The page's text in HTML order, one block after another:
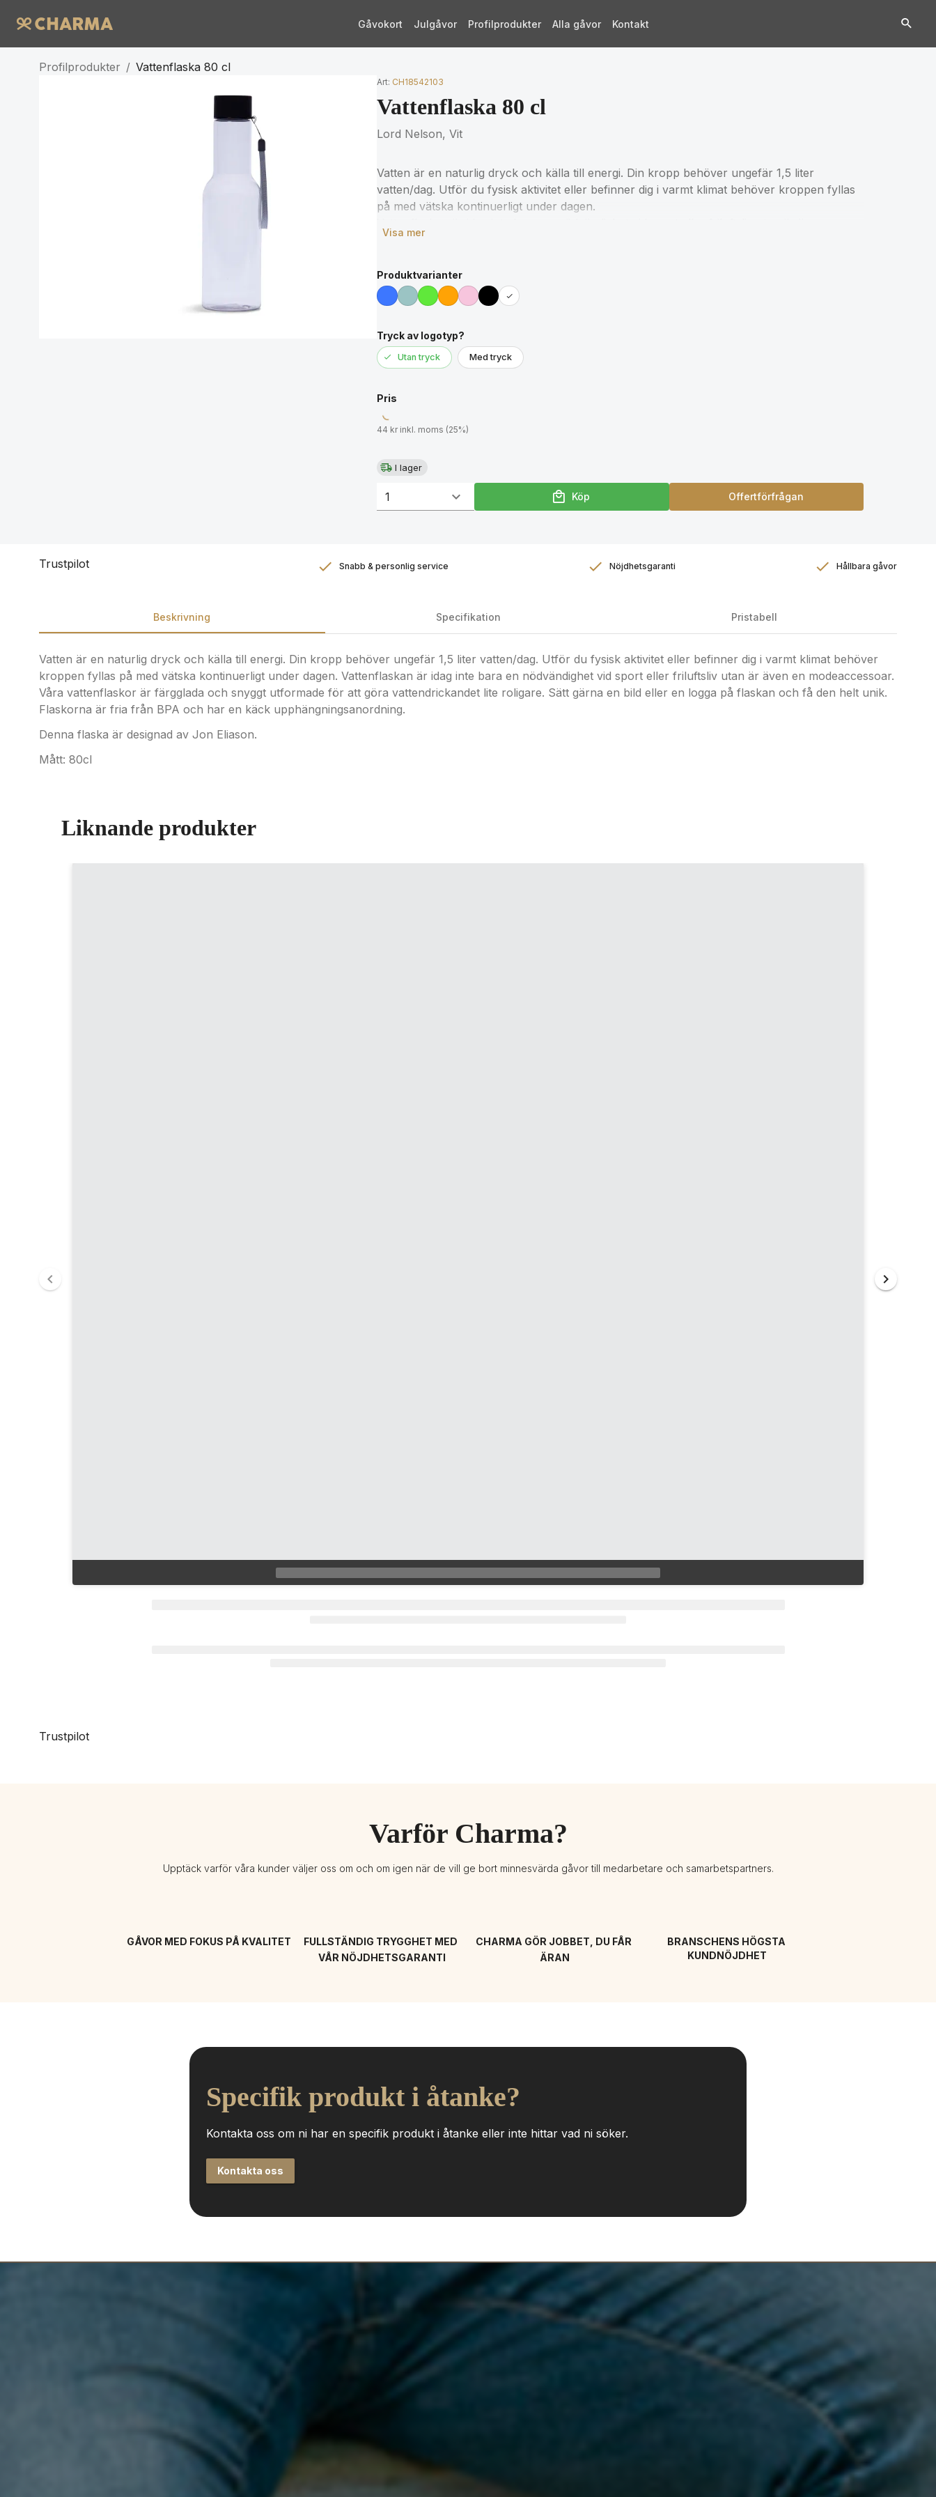
Gåvokort Julgåvor Profilprodukter Alla gåvor Kontakt
Profilprodukter / Vattenflaska 80 cl
Art: CH18542103
Vattenflaska 80 cl
Lord Nelson, Vit
Vatten är en naturlig dryck och källa till energi. Din kropp behöver ungefär 1,5 liter
vatten/dag. Utför du fysisk aktivitet eller befinner dig i varmt klimat behöver kroppen fyllas
på med vätska kontinuerligt under dagen.
modeaccessoar. Våra vattenflaskor är färgglada och snyggt utformade för att göra
unik.
Flaskorna är fria från BPA och har en käck upphängningsanordning.
Mått: 80cl
Visa mer
Produktvarianter
Tryck av logotyp?
Utan tryck Med tryck
Pris
44 kr inkl. moms (25%)
I lager
Köp Offertförfrågan
Trustpilot Snabb & personlig service Nöjdhetsgaranti Hållbara gåvor
Beskrivning Specifikation Pristabell
Vatten är en naturlig dryck och källa till energi. Din kropp behöver ungefär 1,5 liter vatten/dag. Utför du fysisk aktivitet eller befinner dig i varmt klimat behöver
kroppen fyllas på med vätska kontinuerligt under dagen. Vattenflaskan är idag inte bara en nödvändighet vid sport eller friluftsliv utan är även en modeaccessoar.
Våra vattenflaskor är färgglada och snyggt utformade för att göra vattendrickandet lite roligare. Sätt gärna en bild eller en logga på flaskan och få den helt unik.
Flaskorna är fria från BPA och har en käck upphängningsanordning.
Denna flaska är designad av Jon Eliason.
Mått: 80cl
Liknande produkter
Trustpilot
Varför Charma?
Upptäck varför våra kunder väljer oss om och om igen när de vill ge bort minnesvärda gåvor till medarbetare och samarbetspartners.
GÅVOR MED FOKUS PÅ KVALITET
FULLSTÄNDIG TRYGGHET MED
VÅR NÖJDHETSGARANTI
CHARMA GÖR JOBBET, DU FÅR
ÄRAN
BRANSCHENS HÖGSTA
KUNDNÖJDHET
Specifik produkt i åtanke?
Kontakta oss om ni har en specifik produkt i åtanke eller inte hittar vad ni söker.
Kontakta oss